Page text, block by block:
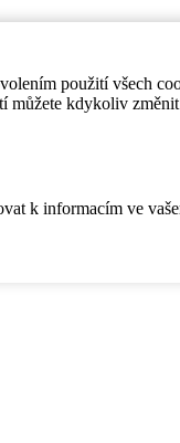
použití všech
můžete kdykoliv
k informacím ve